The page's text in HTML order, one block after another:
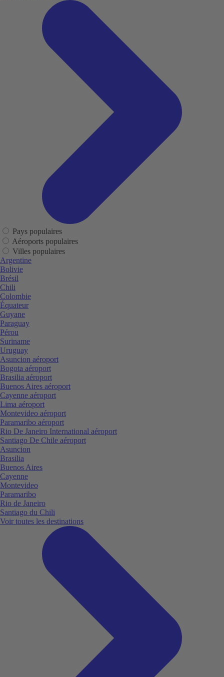
Pays populaires
Aéroports populaires
Villes populaires
Argentine
Bolivie
Brésil
Chili
Colombie
Équateur
Guyane
Paraguay
Pérou
Suriname
Uruguay
Asuncion aéroport
Bogota aéroport
Brasilia aéroport
Buenos Aires aéroport
Cayenne aéroport
Lima aéroport
Montevideo aéroport
Paramaribo aéroport
Rio De Janeiro International aéroport
Santiago De Chile aéroport
Asuncion
Brasilia
Buenos Aires
Cayenne
Montevideo
Paramaribo
Rio de Janeiro
Santiago du Chili
Voir toutes les destinations